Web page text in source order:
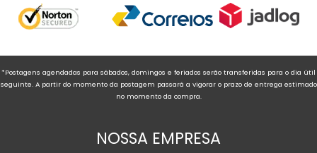
*Postagens agendadas para sábados, domingos e feriados serão transferidas para o dia útil
seguinte. A partir do momento da postagem passará a vigorar o prazo de entrega estimado
no momento da compra.
NOSSA EMPRESA